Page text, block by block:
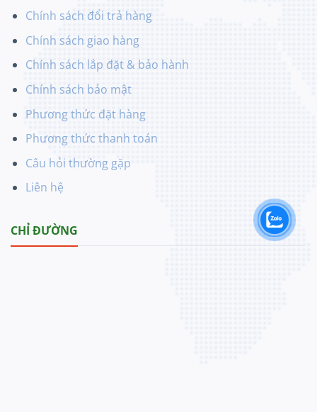
Chính sách đổi trả hàng
Chính sách giao hàng
Chính sách lắp đặt & bảo hành
Chính sách bảo mật
Phương thức đặt hàng
Phương thức thanh toán
Câu hỏi thường gặp
Liên hệ
CHỈ ĐƯỜNG